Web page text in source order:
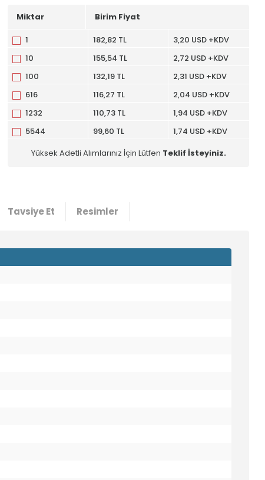
Miktar Birim Fiyat
1 182,82 TL
3,20 USD +KDV
10
155,54 TL
2,72 USD +KDV
100
132,19 TL
2,31 USD +KDV
616
116,27 TL
2,04 USD +KDV
1232
110,73 TL
1,94 USD +KDV
5544
99,60 TL
1,74 USD +KDV
Yüksek Adetli Alımlarınız İçin Lütfen Teklif İsteyiniz.
Tavsiye Et Resimler